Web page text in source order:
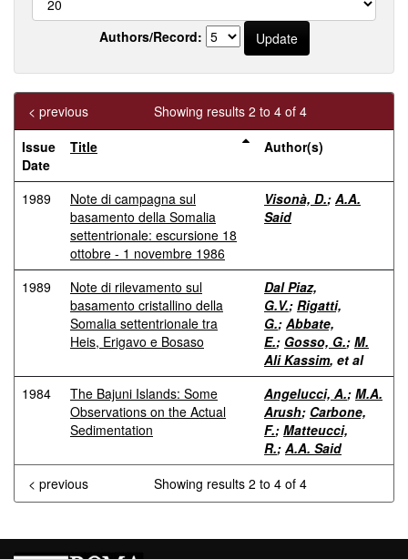
Authors/Record:
Showing results 2 to 4 of 4
< previous
Issue
Date
Title Author(s)
1989
Note di campagna sul
basamento della Somalia
settentrionale: escursione 18
ottobre - 1 novembre 1986
Visonà, D.; A.A.
Said
1989
Note di rilevamento sul
basamento cristallino della
Somalia settentrionale tra
Heis, Erigavo e Bosaso
Dal Piaz,
G.V.; Rigatti,
G.; Abbate,
E.; Gosso, G.; M.
Ali Kassim, et al
1984
The Bajuni Islands: Some
Observations on the Actual
Sedimentation
Angelucci, A.; M.A.
Arush; Carbone,
F.; Matteucci,
R.; A.A. Said
Showing results 2 to 4 of 4
< previous